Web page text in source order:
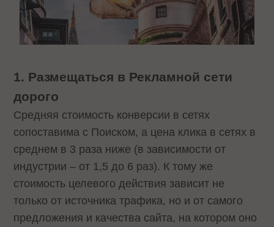
1. Размещаться в Рекламной сети
дорого
Средняя стоимость конверсии в сетях
сопоставима с Поиском, а цена клика в сетях в
среднем в 3 раза ниже (в зависимости от
индустрии – от 1,5 до 6 раз). К тому же
стоимость целевого действия зависит не
только от источника трафика, но и от самого
предложения и качества сайта, на котором оно